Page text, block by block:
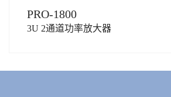
PRO-1800
3U 2通道功率放大器